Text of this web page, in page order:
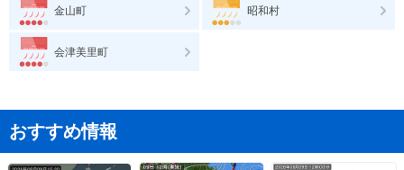
金山町 昭和村
会津美里町
おすすめ情報